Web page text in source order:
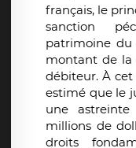
français, le
sanction
patrimoine
montant de la
débiteur. À cet
estimé que le
une
millions de
droits